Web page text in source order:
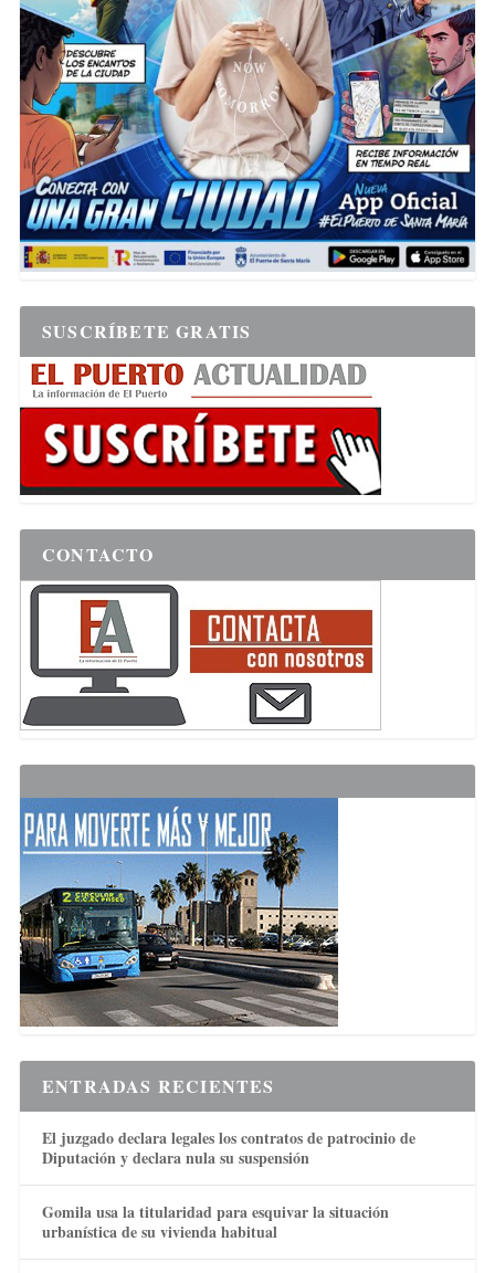
SUSCRÍBETE GRATIS
CONTACTO
ENTRADAS RECIENTES
El juzgado declara legales los contratos de patrocinio de
Diputación y declara nula su suspensión
Gomila usa la titularidad para esquivar la situación
urbanística de su vivienda habitual